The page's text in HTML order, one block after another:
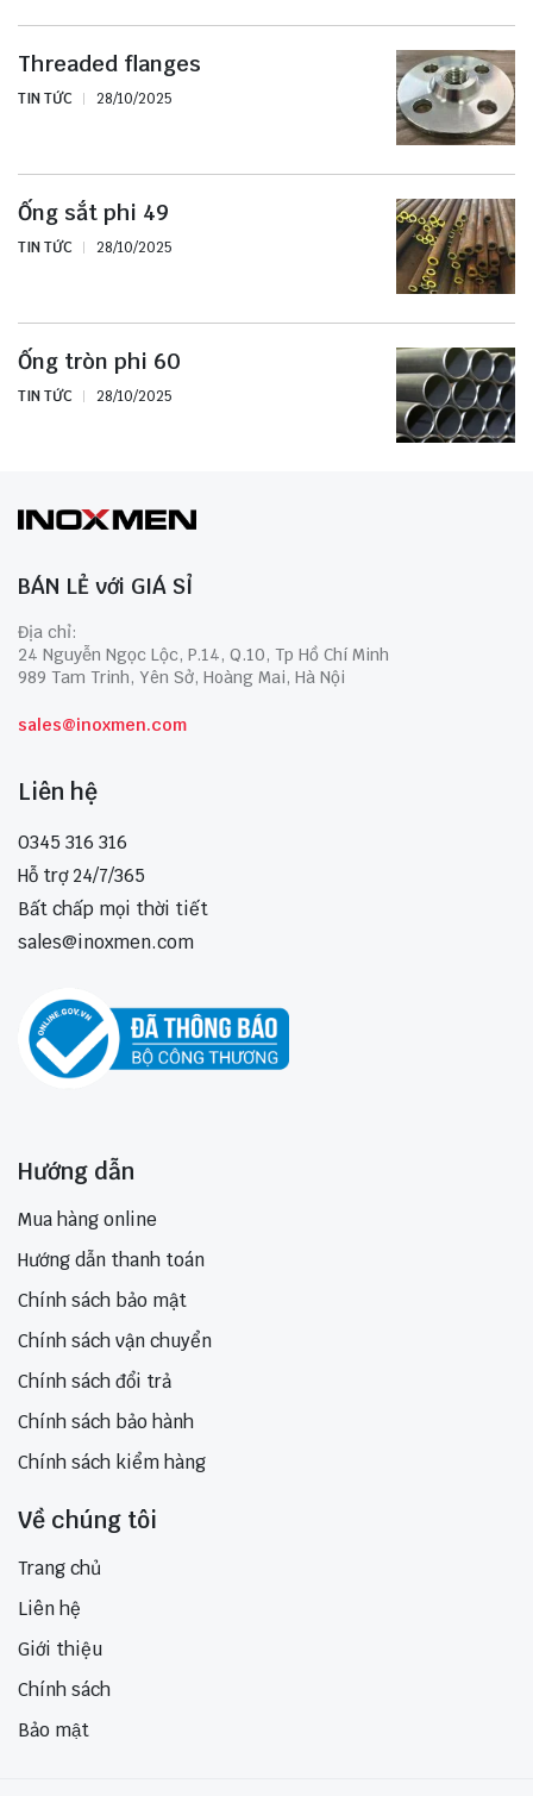
Threaded flanges
TIN TỨC 28/10/2025
Ống sắt phi 49
TIN TỨC 28/10/2025
Ống tròn phi 60
TIN TỨC 28/10/2025
BÁN LẺ với GIÁ SỈ
Địa chỉ:
24 Nguyễn Ngọc Lộc, P.14, Q.10, Tp Hồ Chí Minh
989 Tam Trinh, Yên Sở, Hoàng Mai, Hà Nội
sales@inoxmen.com
Liên hệ
0345 316 316
Hỗ trợ 24/7/365
Bất chấp mọi thời tiết
sales@inoxmen.com
Hướng dẫn
Mua hàng online
Hướng dẫn thanh toán
Chính sách bảo mật
Chính sách vận chuyển
Chính sách đổi trả
Chính sách bảo hành
Chính sách kiểm hàng
Về chúng tôi
Trang chủ
Liên hệ
Giới thiệu
Chính sách
Bảo mật